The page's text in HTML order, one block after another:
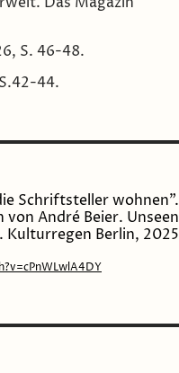
S. 46-48.
44.
Schriftsteller wohnen".
André Beier. Unseen
Kulturregen Berlin, 2025